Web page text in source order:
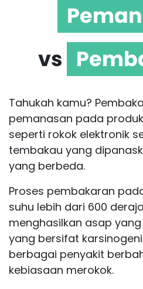
vs
Tahukah kamu?
pemanasan pada
seperti rokok elektronik
tembakau yang
yang berbeda.
Proses pembakaran
suhu lebih dari 600
menghasilkan asap
yang bersifat
berbagai penyakit
kebiasaan merokok.